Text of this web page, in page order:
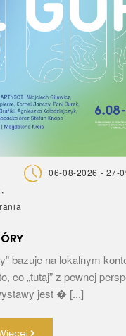
06-08-2026 - 27-
bazuje na lokalnym
co „tutaj” z pewnej
jest � [...]